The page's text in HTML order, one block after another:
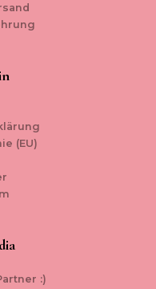
(EU)
:)